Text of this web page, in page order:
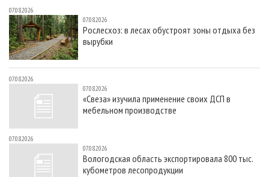
07.08.2026
07.08.2026
Рослесхоз: в лесах обустроят зоны отдыха без
вырубки
07.08.2026
07.08.2026
«Свеза» изучила применение своих ДСП в
мебельном производстве
07.08.2026
07.08.2026
Вологодская область экспортировала 800 тыс.
кубометров лесопродукции